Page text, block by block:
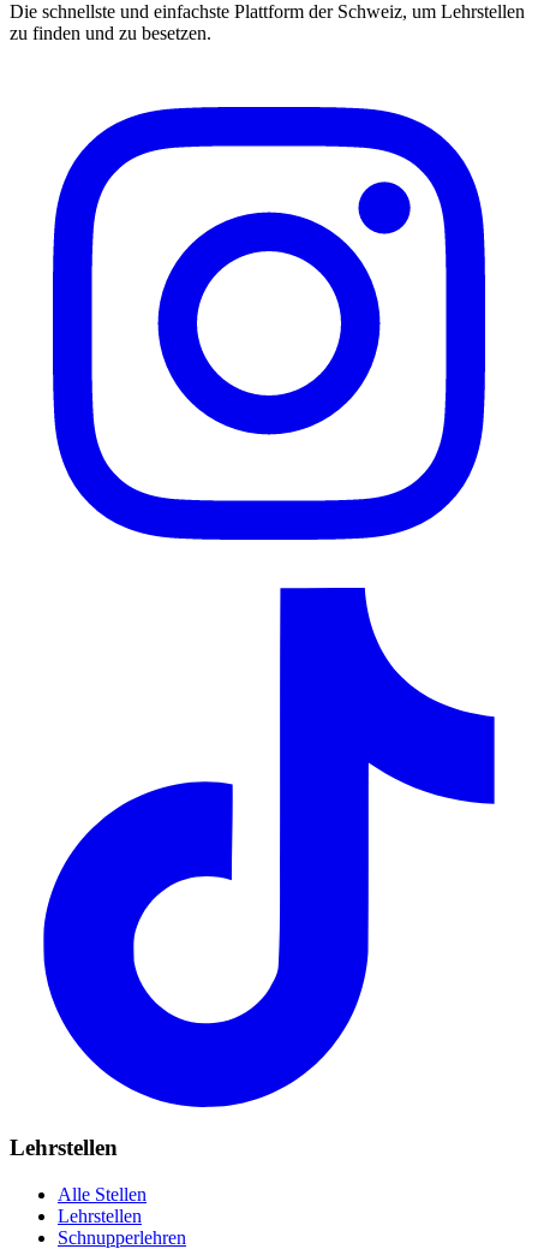
Die schnellste und einfachste Plattform der Schweiz, um Lehrstellen
zu finden und zu besetzen.
Lehrstellen
Alle Stellen
Lehrstellen
Schnupperlehren